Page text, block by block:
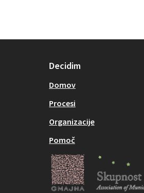
Decidim
Domov
Procesi
Organizacije
Pomoč